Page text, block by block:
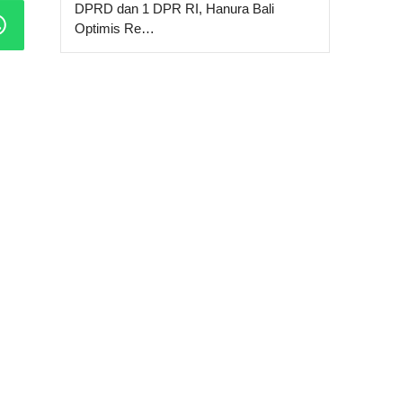
DPRD dan 1 DPR RI, Hanura Bali
Optimis Re…